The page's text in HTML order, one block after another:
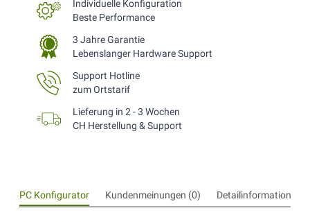
Individuelle Konfiguration
Beste Performance
3 Jahre Garantie
Lebenslanger Hardware Support
Support Hotline
zum Ortstarif
Lieferung in 2 - 3 Wochen
CH Herstellung & Support
PC Konfigurator Kundenmeinungen (0) Detailinformationen